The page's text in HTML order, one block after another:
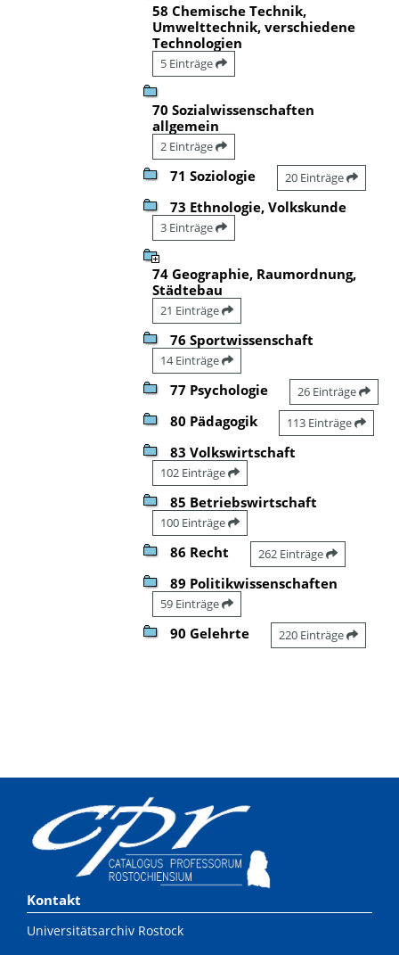
58 Chemische Technik,
Umwelttechnik, verschiedene
Technologien
5 Einträge
70 Sozialwissenschaften
allgemein
2 Einträge
71 Soziologie 20 Einträge
73 Ethnologie, Volkskunde
3 Einträge
74 Geographie, Raumordnung,
Städtebau
21 Einträge
76 Sportwissenschaft
14 Einträge
77 Psychologie 26 Einträge
80 Pädagogik 113 Einträge
83 Volkswirtschaft
102 Einträge
85 Betriebswirtschaft
100 Einträge
86 Recht 262 Einträge
89 Politikwissenschaften
59 Einträge
90 Gelehrte 220 Einträge
Kontakt
Universitätsarchiv Rostock